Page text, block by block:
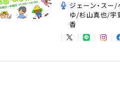
ジェーン・スー
ゆ/杉山真也/宇
香